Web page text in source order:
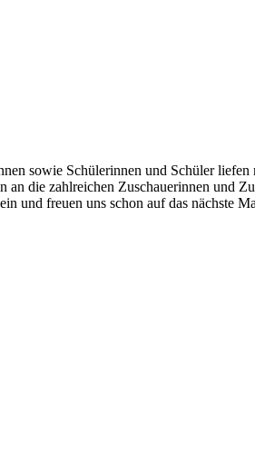
sowie Schülerinnen und Schüler
die zahlreichen Zuschauerinnen und
und freuen uns schon auf das nächste